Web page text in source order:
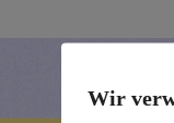
Wir